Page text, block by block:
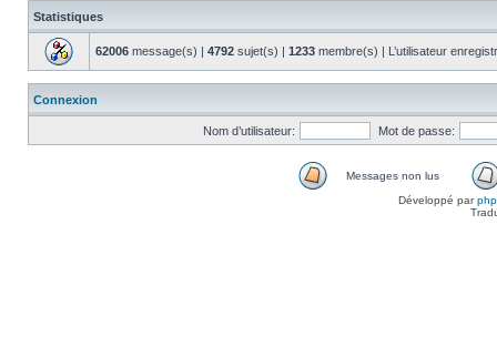
Statistiques
62006 message(s) | 4792 sujet(s) | 1233 membre(s) | L’utilisateur
Connexion
Nom d’utilisateur: Mot de passe:
Messages non lus
Développé par